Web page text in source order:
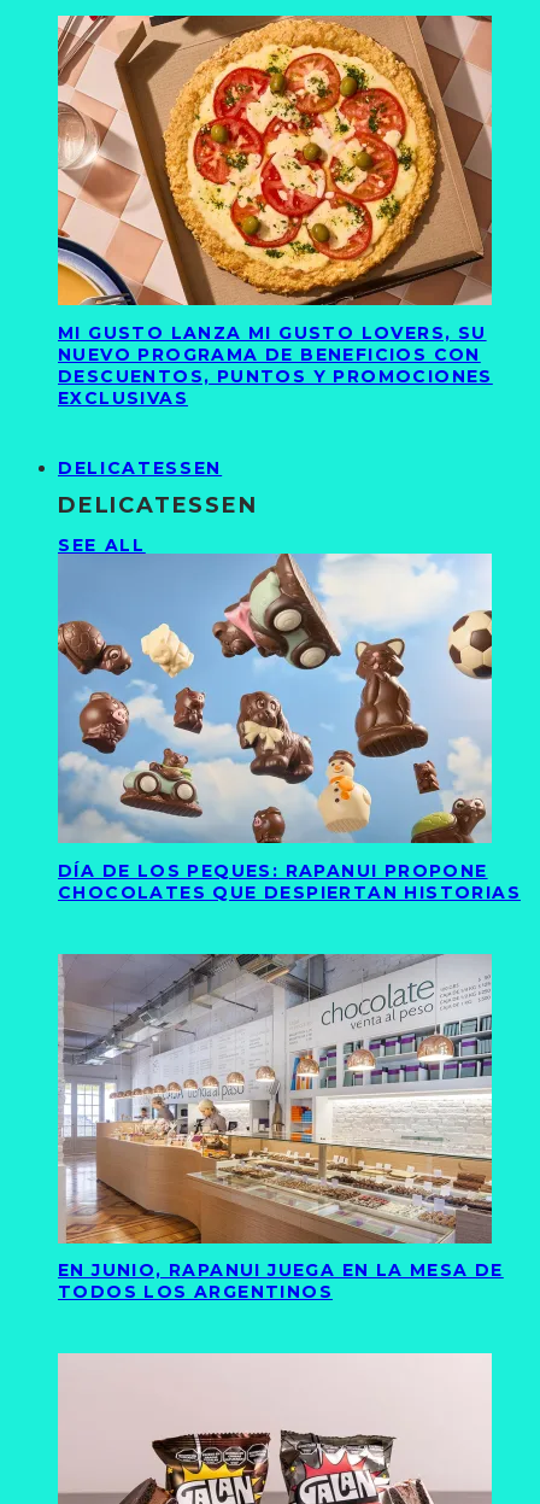
MI GUSTO LANZA MI GUSTO LOVERS, SU
NUEVO PROGRAMA DE BENEFICIOS CON
DESCUENTOS, PUNTOS Y PROMOCIONES
EXCLUSIVAS
DELICATESSEN
DELICATESSEN
SEE ALL
DÍA DE LOS PEQUES: RAPANUI PROPONE
CHOCOLATES QUE DESPIERTAN HISTORIAS
EN JUNIO, RAPANUI JUEGA EN LA MESA DE
TODOS LOS ARGENTINOS